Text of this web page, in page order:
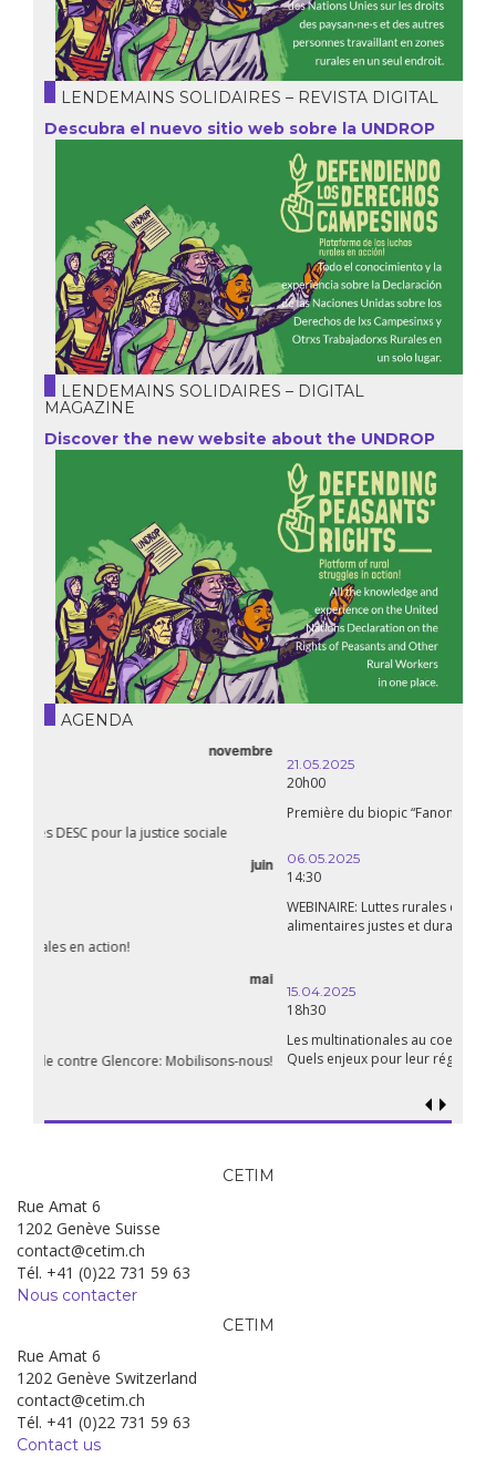
LENDEMAINS SOLIDAIRES – REVISTA DIGITAL
Descubra el nuevo sitio web sobre la UNDROP
LENDEMAINS SOLIDAIRES – DIGITAL
MAGAZINE
Discover the new website about the UNDROP
AGENDA
WEBINAIRE: Luttes rurales en action. Pour des systèmes
Les multinationales au coeur d’un nouvel âge de l’impérialisme.
Quels enjeux pour leur régulation ?
CETIM
Rue Amat 6
1202 Genève Suisse
contact@cetim.ch
Tél. +41 (0)22 731 59 63
Nous contacter
CETIM
Rue Amat 6
1202 Genève Switzerland
contact@cetim.ch
Tél. +41 (0)22 731 59 63
Contact us